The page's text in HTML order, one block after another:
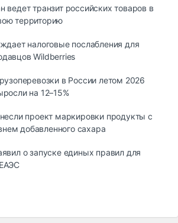
ведет транзит российских товаров в
территорию
налоговые послабления для
Wildberries
в России летом 2026
на 12–15%
проект маркировки продукты с
добавленного сахара
о запуске единых правил для